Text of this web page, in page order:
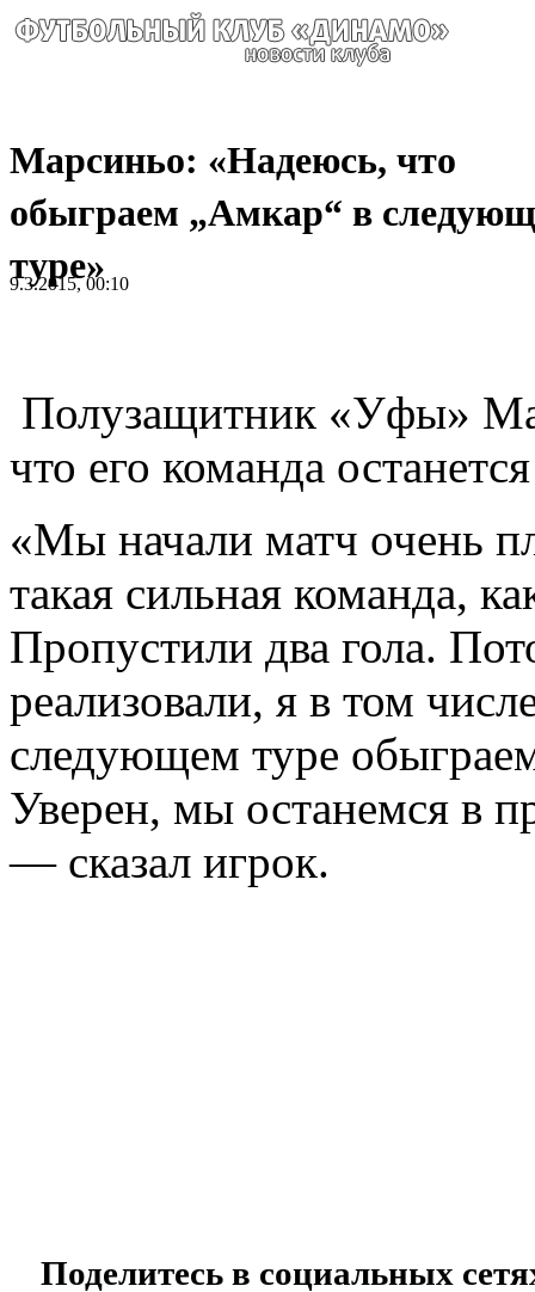
Марсиньо: «Надеюсь, что
обыграем „Амкар“ в
туре»
9.3.2015, 00:10
Полузащитник «Уфы»
что его команда
«Мы начали матч очень
такая сильная команда,
Пропустили два гола.
реализовали, я в том
следующем туре
Уверен, мы останемся в
— сказал игрок.
Поделитесь в социальных